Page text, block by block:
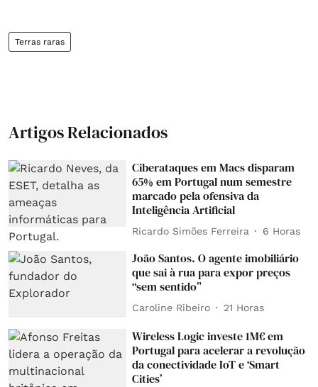
Terras raras
Artigos Relacionados
Ciberataques em Macs disparam
65% em Portugal num semestre
marcado pela ofensiva da
Inteligência Artificial
Ricardo Simões Ferreira 6 Horas
João Santos. O agente imobiliário
que sai à rua para expor preços
“sem sentido”
Caroline Ribeiro 21 Horas
Wireless Logic investe 1M€ em
Portugal para acelerar a revolução
da conectividade IoT e ‘Smart
Cities’